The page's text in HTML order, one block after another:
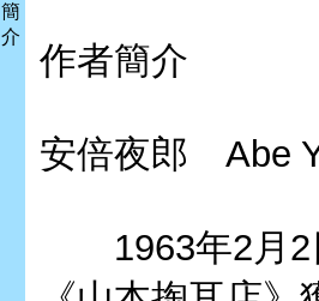
簡
介
作者簡介
安倍夜郎 Abe
1963年2月2